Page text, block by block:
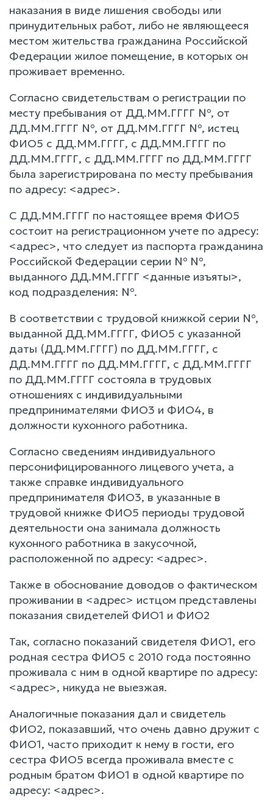
наказания в виде лишения свободы или
принудительных работ, либо не являющееся
местом жительства гражданина Российской
Федерации жилое помещение, в которых он
проживает временно.
Согласно свидетельствам о регистрации по
месту пребывания от ДД.ММ.ГГГГ №, от
ДД.ММ.ГГГГ №, от ДД.ММ.ГГГГ №, истец
ФИО5 с ДД.ММ.ГГГГ, с ДД.ММ.ГГГГ по
ДД.ММ.ГГГГ, с ДД.ММ.ГГГГ по ДД.ММ.ГГГГ
была зарегистрирована по месту пребывания
по адресу: <адрес>.
С ДД.ММ.ГГГГ по настоящее время ФИО5
состоит на регистрационном учете по адресу:
<адрес>, что следует из паспорта гражданина
Российской Федерации серии № №,
выданного ДД.ММ.ГГГГ <данные изъяты>,
код подразделения: №.
В соответствии с трудовой книжкой серии №,
выданной ДД.ММ.ГГГГ, ФИО5 с указанной
даты (ДД.ММ.ГГГГ) по ДД.ММ.ГГГГ, с
ДД.ММ.ГГГГ по ДД.ММ.ГГГГ, с ДД.ММ.ГГГГ
по ДД.ММ.ГГГГ состояла в трудовых
отношениях с индивидуальными
предпринимателями ФИО3 и ФИО4, в
должности кухонного работника.
Согласно сведениям индивидуального
персонифицированного лицевого учета, а
также справке индивидуального
предпринимателя ФИО3, в указанные в
трудовой книжке ФИО5 периоды трудовой
деятельности она занимала должность
кухонного работника в закусочной,
расположенной по адресу: <адрес>.
Также в обоснование доводов о фактическом
проживании в <адрес> истцом представлены
показания свидетелей ФИО1 и ФИО2
Так, согласно показаний свидетеля ФИО1, его
родная сестра ФИО5 с 2010 года постоянно
проживала с ним в одной квартире по адресу:
<адрес>, никуда не выезжая.
Аналогичные показания дал и свидетель
ФИО2, показавший, что очень давно дружит с
ФИО1, часто приходит к нему в гости, его
сестра ФИО5 всегда проживала вместе с
родным братом ФИО1 в одной квартире по
адресу: <адрес>.